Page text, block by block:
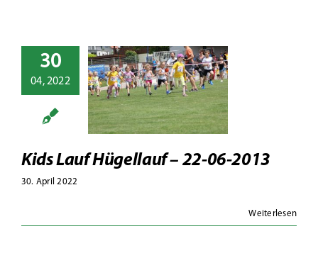
30
04, 2022
Lauf
– 22-
2013
Kids Lauf Hügellauf – 22-06-2013
30. April 2022
Weiterlesen